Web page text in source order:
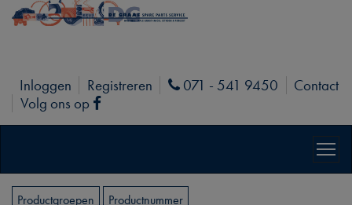
Inloggen Registreren Phone
071 - 541 9450
Contact
Volg ons op
Facebook
Productgroepen Productnummer